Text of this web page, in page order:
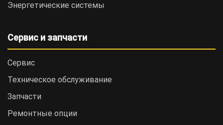
Энергетические системы
Сервис и запчасти
Сервис
Техническое обслуживание
Запчасти
Ремонтные опции